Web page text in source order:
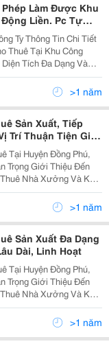
Làm Được Khu
Liền. Pc Tự
Ty Thông Tin Chi Tiết
Thuê Tại Khu Công
Tích Đa Dạng Và
Tin Rằng Đây Sẽ Là
Nhu Cầu Sản Xuất Và...
>1 năm
Sản Xuất, Tiếp
Trí Thuận Tiện Giao
Tại Huyện Đồng Phú,
Trọng Giới Thiệu Đến
Nhà Xưởng Và Kho
Ích Hiện Đại Tại Huyện
Chi Tiết: - 1... >1 năm
Sản Xuất Đa Dạng
Dài, Linh Hoạt
Tại Huyện Đồng Phú,
Trọng Giới Thiệu Đến
Nhà Xưởng Và Kho
Ích Hiện Đại Tại Huyện
Chi Tiết: - 1... >1 năm